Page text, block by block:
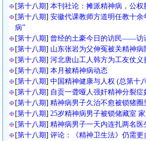
[第十八期] 本刊社论：摊派精神病，公权
[第十八期] 安徽代课教师方道明任教十余
病”
[第十八期] 曾经的土豪今日的访民――访
[第十八期] 山东张岩为父伸冤被关精神病
[第十八期] 河北唐山工人韩方为工友仗
[第十八期] 本月被精神病动态
[第十八期] 中国精神健康与人权 (总第十八
[第十八期] 自贡一聋哑人强奸精神分裂症
[第十八期] 精神病男子久治不愈被锁猪圈
[第十八期] 25岁精神病男子被锁储藏室
[第十八期] 精神病男子一天内连扎两名医
[第十八期] 评论：《精神卫生法》仍需更